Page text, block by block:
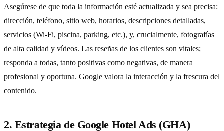
Asegúrese de que toda la información esté actualizada y sea precisa:
dirección, teléfono, sitio web, horarios, descripciones detalladas,
servicios (Wi-Fi, piscina, parking, etc.), y, crucialmente, fotografías
de alta calidad y vídeos. Las reseñas de los clientes son vitales;
responda a todas, tanto positivas como negativas, de manera
profesional y oportuna. Google valora la interacción y la frescura del
contenido.
2. Estrategia de Google Hotel Ads (GHA)